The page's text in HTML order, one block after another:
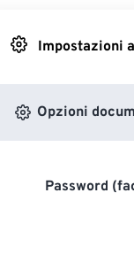
Impostazioni
Opzioni
Password